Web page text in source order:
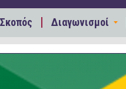
Σκοπός Διαγωνισμοί